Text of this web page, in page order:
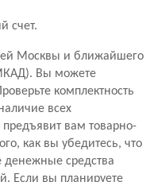
счет.
Москвы и ближайшего
Вы можете
комплектность
всех
вам товарно-
как вы убедитесь, что
денежные средства
Если вы планируете